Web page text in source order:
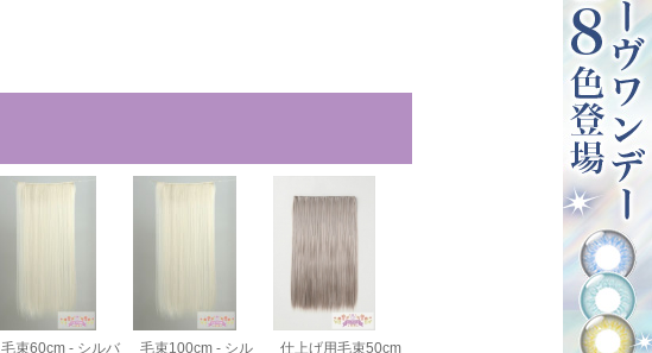
毛束60cm - シルバ
毛束100cm - シル
仕上げ用毛束50cm
バンス80cm -